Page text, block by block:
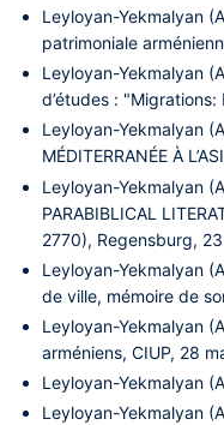
Leyloyan-Yekmalyan
patrimoniale
Leyloyan-Yekmalyan
d’études :
Leyloyan-Yekmalyan
MÉDITERRANÉE À
Leyloyan-Yekmalyan
PARABIBLICAL
2770), Regensburg,
Leyloyan-Yekmalyan
de ville, mémoire de
Leyloyan-Yekmalyan
arméniens, CIUP, 28
Leyloyan-Yekmalyan
Leyloyan-Yekmalyan